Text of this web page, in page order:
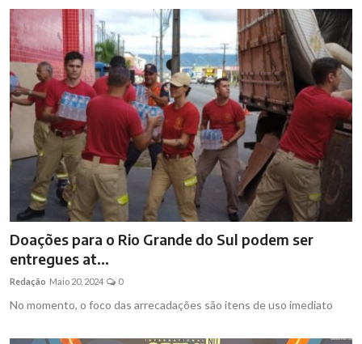
Doações para o Rio Grande do Sul podem ser
entregues at...
Redação Maio 20, 2024 0
No momento, o foco das arrecadações são itens de uso imediato